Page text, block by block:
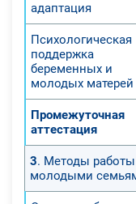
адаптация
Психологическая
поддержка
беременных и
молодых матерей
Промежуточная
аттестация
3. Методы
молодыми